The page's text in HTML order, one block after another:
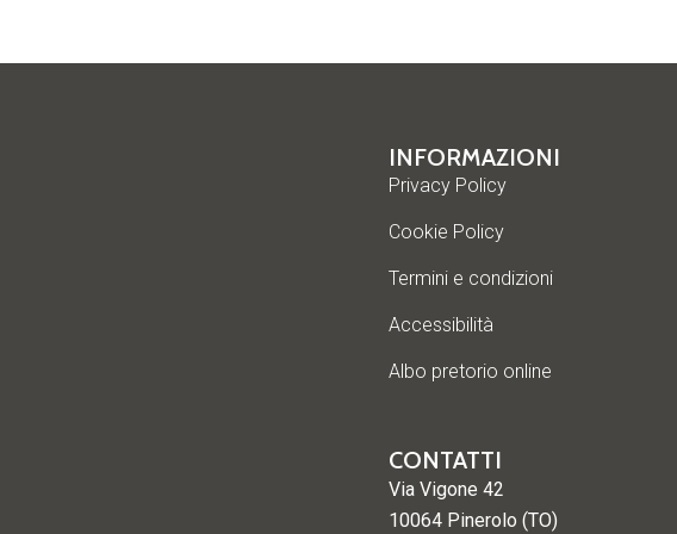
INFORMAZIONI
Privacy Policy
Cookie Policy
Termini e condizioni
Accessibilità
Albo pretorio online
CONTATTI
Via Vigone 42
10064 Pinerolo (TO)